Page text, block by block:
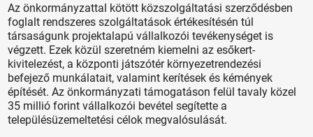
Az önkormányzattal kötött közszolgáltatási szerződésben
foglalt rendszeres szolgáltatások értékesítésén túl
társaságunk projektalapú vállalkozói tevékenységet is
végzett. Ezek közül szeretném kiemelni az esőkert-
kivitelezést, a központi játszótér környezetrendezési
befejező munkálatait, valamint kerítések és kémények
építését. Az önkormányzati támogatáson felül tavaly közel
35 millió forint vállalkozói bevétel segítette a
településüzemeltetési célok megvalósulását.